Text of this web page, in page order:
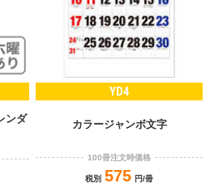
ンダ
YD4
カラージャンボ文字
100冊注文時価格
税別 575 円/冊